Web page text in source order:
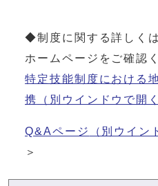
◆制度に関する詳しく
ホームページをご確認
特定技能制度における
携
（別ウインドウで開く
Q&Aページ （別ウイン
＞